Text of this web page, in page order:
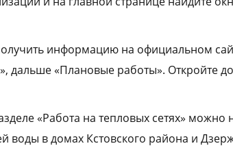
информацию на официальном
дальше «Плановые работы». Откройте
«Работа на тепловых сетях» можно
в домах Кстовского района и